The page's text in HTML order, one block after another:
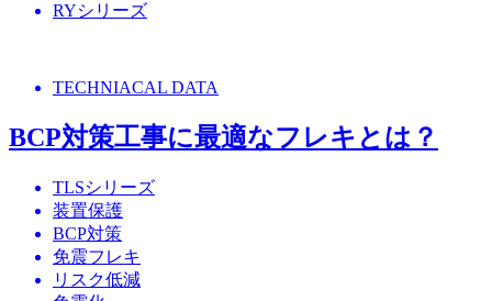
RYシリーズ
TECHNIACAL DATA
BCP対策工事に最適なフレキとは？
TLSシリーズ
装置保護
BCP対策
免震フレキ
リスク低減